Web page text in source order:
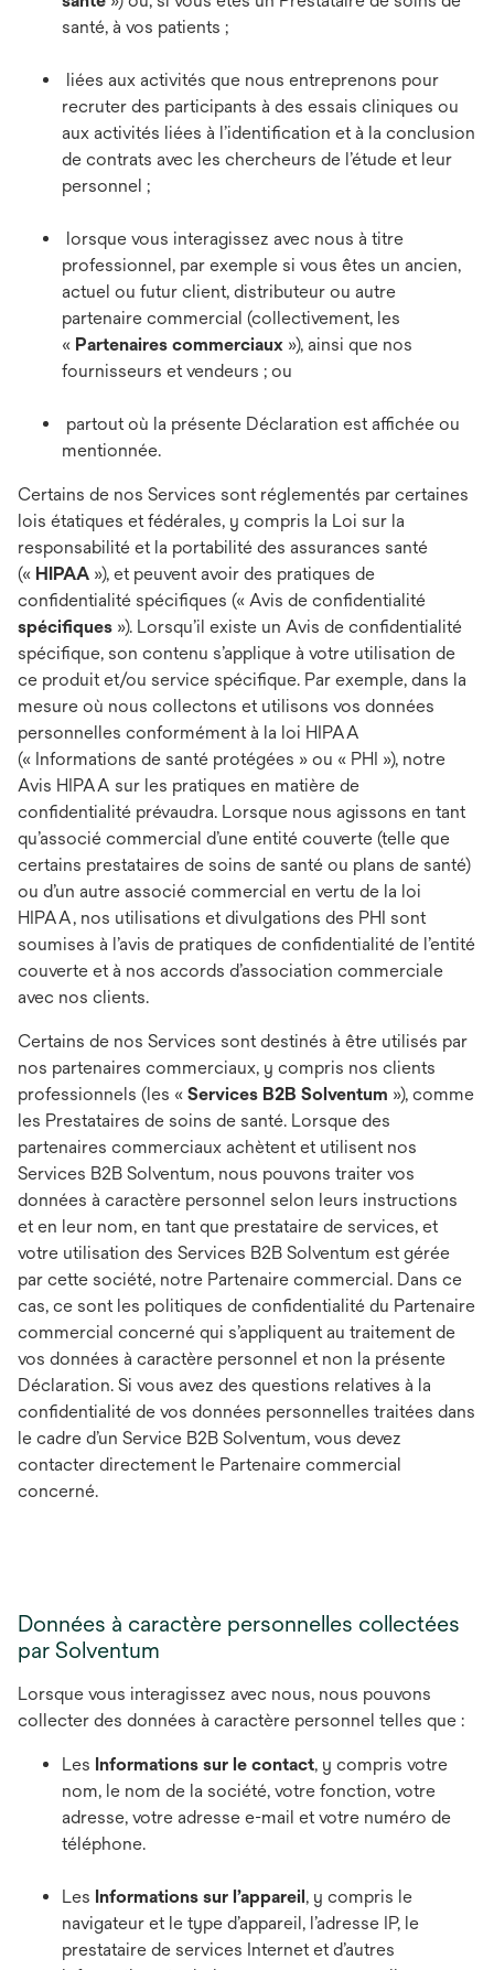
santé, à vos patients ;
liées aux activités que nous entreprenons pour
recruter des participants à des essais cliniques ou
aux activités liées à l’identification et à la conclusion
de contrats avec les chercheurs de l’étude et leur
personnel ;
lorsque vous interagissez avec nous à titre
professionnel, par exemple si vous êtes un ancien,
actuel ou futur client, distributeur ou autre
partenaire commercial (collectivement, les
« Partenaires commerciaux »), ainsi que nos
fournisseurs et vendeurs ; ou
partout où la présente Déclaration est affichée ou
mentionnée.
Certains de nos Services sont réglementés par certaines
lois étatiques et fédérales, y compris la Loi sur la
responsabilité et la portabilité des assurances santé
(« HIPAA »), et peuvent avoir des pratiques de
confidentialité spécifiques (« Avis de confidentialité
spécifiques »). Lorsqu’il existe un Avis de confidentialité
spécifique, son contenu s’applique à votre utilisation de
ce produit et/ou service spécifique. Par exemple, dans la
mesure où nous collectons et utilisons vos données
personnelles conformément à la loi HIPAA
(« Informations de santé protégées » ou « PHI »), notre
Avis HIPAA sur les pratiques en matière de
confidentialité prévaudra. Lorsque nous agissons en tant
qu’associé commercial d’une entité couverte (telle que
certains prestataires de soins de santé ou plans de santé)
ou d’un autre associé commercial en vertu de la loi
HIPAA, nos utilisations et divulgations des PHI sont
soumises à l’avis de pratiques de confidentialité de l’entité
couverte et à nos accords d’association commerciale
avec nos clients.
Certains de nos Services sont destinés à être utilisés par
nos partenaires commerciaux, y compris nos clients
professionnels (les « Services B2B Solventum »), comme
les Prestataires de soins de santé. Lorsque des
partenaires commerciaux achètent et utilisent nos
Services B2B Solventum, nous pouvons traiter vos
données à caractère personnel selon leurs instructions
et en leur nom, en tant que prestataire de services, et
votre utilisation des Services B2B Solventum est gérée
par cette société, notre Partenaire commercial. Dans ce
cas, ce sont les politiques de confidentialité du Partenaire
commercial concerné qui s’appliquent au traitement de
vos données à caractère personnel et non la présente
Déclaration. Si vous avez des questions relatives à la
confidentialité de vos données personnelles traitées dans
le cadre d’un Service B2B Solventum, vous devez
contacter directement le Partenaire commercial
concerné.
Données à caractère personnelles collectées
par Solventum
Lorsque vous interagissez avec nous, nous pouvons
collecter des données à caractère personnel telles que :
Les Informations sur le contact, y compris votre
nom, le nom de la société, votre fonction, votre
adresse, votre adresse e-mail et votre numéro de
téléphone.
Les Informations sur l’appareil, y compris le
navigateur et le type d’appareil, l’adresse IP, le
prestataire de services Internet et d’autres